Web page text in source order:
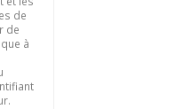
de
de
à